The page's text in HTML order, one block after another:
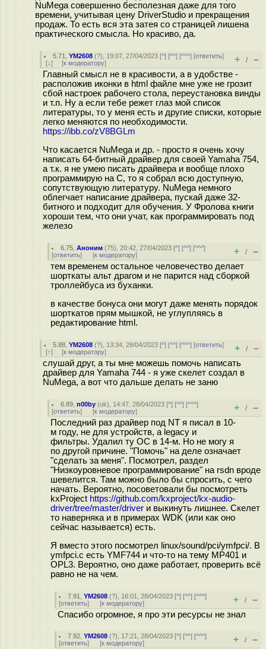
NuMega совершенно бесполезная даже для того
времени, учитывая цену DriverStudio и прекращения
продаж. То есть вся эта затея со страницей лишена
практического смысла. Но красиво, да.
5.71 ,YM2608 (?), 19:07, 27/04/2023 [^] [^^] [^^^] [ответить]
[↓] [к модератору] + / –
Главный смысл не в красивости, а в удобстве -
расположив иконки в html файле мне уже не грозит
сбой настроек рабочего стола, переустановка винды
и т.п. Ну а если тебе режет глаз мой список
литературы, то у меня есть и другие списки, которые
легко меняются по необходимости.
https://ibb.co/zV8BGLm
Что касается NuMega и др. - просто я очень хочу
написать 64-битный драйвер для своей Yamaha 754,
а т.к. я не умею писать драйвера и вообще плохо
программирую на С, то я собрал всю доступную,
сопутствующую литературу. NuMega немного
облегчает написание драйвера, пускай даже 32-
битного и подходит для обучения. У Фролова книги
хороши тем, что они учат, как программировать под
железо
6.75 ,Аноним (75), 20:42, 27/04/2023 [^] [^^] [^^^]
[ответить] [к модератору] + / –
тем временем остальное человечество делает
шорткаты альт драгом и не парится над сборкой
троллейбуса из буханки.
в качестве бонуса они могут даже менять порядок
шорткатов прям мышкой, не углупляясь в
редактирование html.
5.88 ,YM2608 (?), 13:34, 28/04/2023 [^] [^^] [^^^] [ответить]
[↑] [к модератору] + / –
слушай друг, а ты мне можешь помочь написать
драйвер для Yamaha 744 - я уже скелет создал в
NuMega, а вот что дальше делать не заню
6.89 ,n00by (ok), 14:47, 28/04/2023 [^] [^^] [^^^]
[ответить] [к модератору] + / –
Последний раз драйвер под NT я писал в 10-
м году, не для устройств, а legacy и
фильтры. Удалил ту ОС в 14-м. Но не могу я
по другой причине. "Помочь" на деле означает
"сделать за меня". Посмотрел, раздел
"Низкоуровневое программирование" на rsdn вроде
шевелится. Там можно было бы спросить, с чего
начать. Вероятно, посоветовали бы посмотреть
kxProject https://github.com/kxproject/kx-audio-
driver/tree/master/driver и выкинуть лишнее. Скелет
то наверняка и в примерах WDK (или как оно
сейчас называется) есть.
Я вместо этого посмотрел linux/sound/pci/ymfpci/. В
ymfpci.c есть YMF744 и что-то на тему MP401 и
OPL3. Вероятно, оно даже работает, проверить всё
равно не на чем.
7.91 ,YM2608 (?), 16:01, 28/04/2023 [^] [^^] [^^^]
[ответить] [к модератору] + / –
Спасибо огромное, я про эти ресурсы не знал
7.92 ,YM2608 (?), 17:21, 28/04/2023 [^] [^^] [^^^]
[ответить] [к модератору] + / –